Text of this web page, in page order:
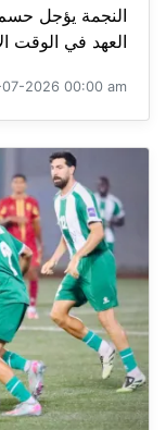
النجمة يؤجل حسم
العهد في الوقت الإضافي 2-1،
2026 00:00 am